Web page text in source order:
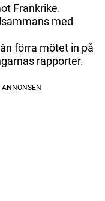
Frankrike.
med
förra mötet in på
rapporter.